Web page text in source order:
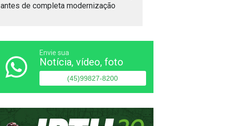
antes de completa modernização
Envie sua
Notícia, vídeo, foto
(45)99827-8200